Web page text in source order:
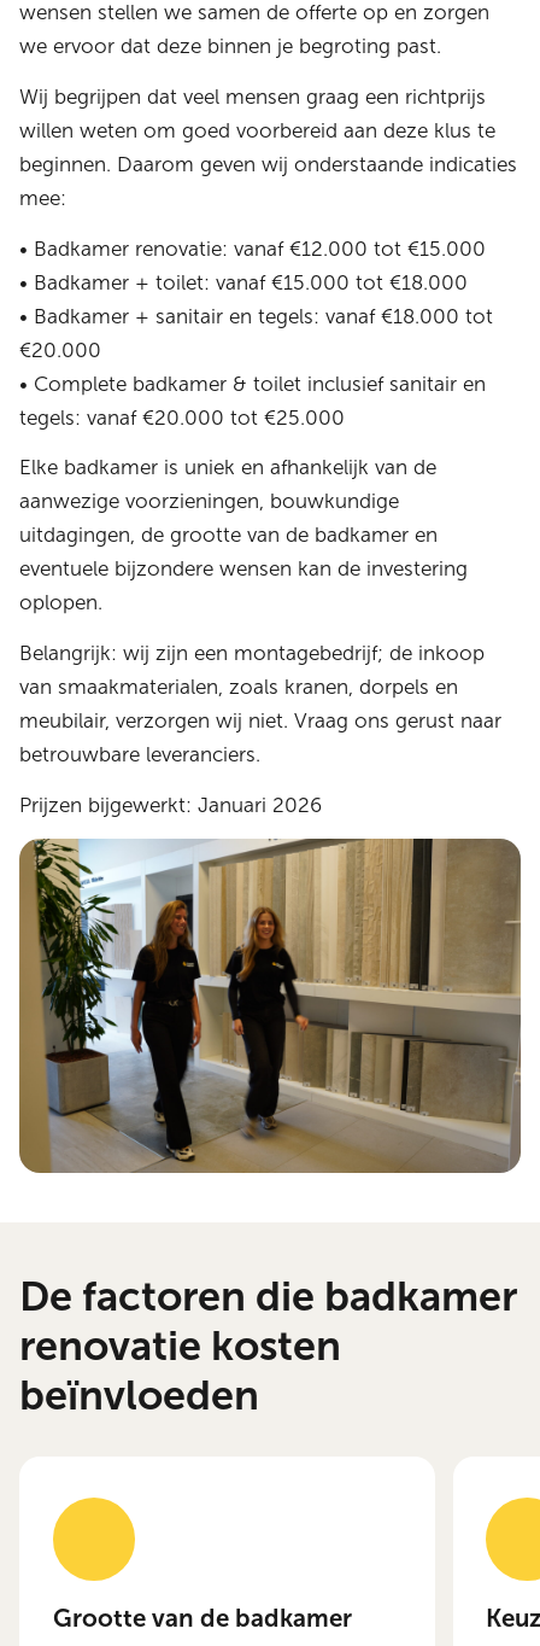
wensen stellen we samen de offerte op en zorgen
we ervoor dat deze binnen je begroting past.
Wij begrijpen dat veel mensen graag een richtprijs
willen weten om goed voorbereid aan deze klus te
beginnen. Daarom geven wij onderstaande indicaties
mee:
• Badkamer renovatie: vanaf €12.000 tot €15.000
• Badkamer + toilet: vanaf €15.000 tot €18.000
• Badkamer + sanitair en tegels: vanaf €18.000 tot
€20.000
• Complete badkamer & toilet inclusief sanitair en
tegels: vanaf €20.000 tot €25.000
Elke badkamer is uniek en afhankelijk van de
aanwezige voorzieningen, bouwkundige
uitdagingen, de grootte van de badkamer en
eventuele bijzondere wensen kan de investering
oplopen.
Belangrijk: wij zijn een montagebedrijf; de inkoop
van smaakmaterialen, zoals kranen, dorpels en
meubilair, verzorgen wij niet. Vraag ons gerust naar
betrouwbare leveranciers.
Prijzen bijgewerkt: Januari 2026
De factoren die badkamer
renovatie kosten
beïnvloeden
Grootte van de badkamer